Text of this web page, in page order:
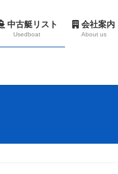
中古艇リスト
Usedboat
会社案内
About us